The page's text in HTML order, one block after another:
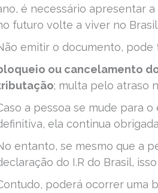
é necessário apresentar a
futuro volte a viver no Brasil.
emitir o documento, pode
ou cancelamento do
; multa pelo atraso
a pessoa se mude para
ela continua
entanto, se mesmo que a
do I.R do Brasil,
poderá ocorrer uma